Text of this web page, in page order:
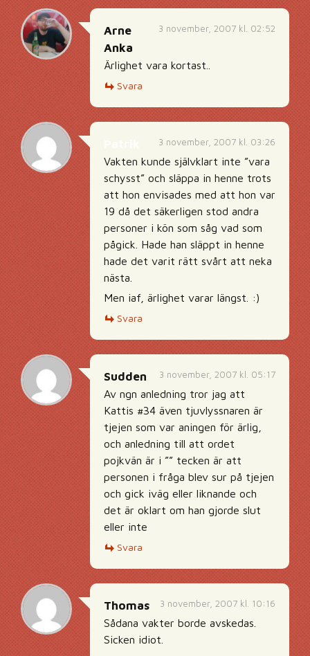
3 november, 2007 kl. 02:52
Arne
Anka
Ärlighet vara kortast..
Svara
3 november, 2007 kl. 03:26
Vakten kunde självklart inte ”vara
schysst” och släppa in henne trots
att hon envisades med att hon var
19 då det säkerligen stod andra
personer i kön som såg vad som
pågick. Hade han släppt in henne
hade det varit rätt svårt att neka
nästa.
Men iaf, ärlighet varar längst. :)
Svara
3 november, 2007 kl. 05:17
Sudden
Av ngn anledning tror jag att
Kattis #34 även tjuvlyssnaren är
tjejen som var aningen för ärlig,
och anledning till att ordet
pojkvän är i ”” tecken är att
personen i fråga blev sur på tjejen
och gick iväg eller liknande och
det är oklart om han gjorde slut
eller inte
Svara
3 november, 2007 kl. 10:16
Thomas
Sådana vakter borde avskedas.
Sicken idiot.